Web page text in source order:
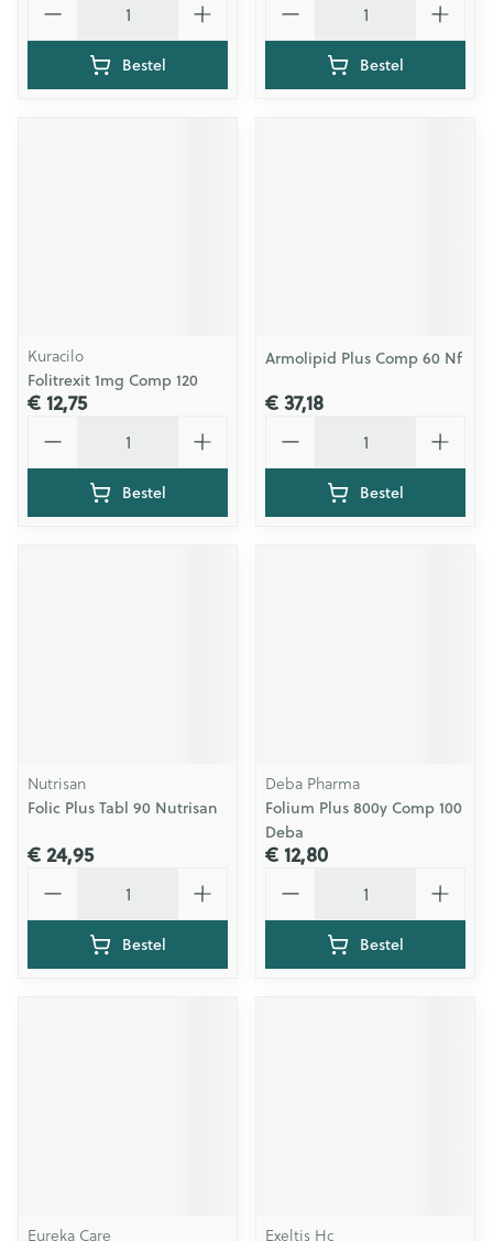
Bestel Bestel
Kuracilo
Folitrexit 1mg Comp 120
€ 12,75
Bestel
Armolipid Plus Comp 60 Nf
€ 37,18
Bestel
Nutrisan
Folic Plus Tabl 90 Nutrisan
€ 24,95
Bestel
Deba Pharma
Folium Plus 800y Comp 100
Deba
€ 12,80
Bestel
Eureka Care Exeltis Hc